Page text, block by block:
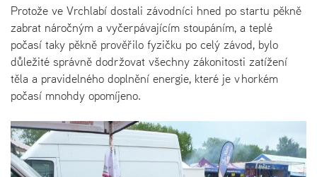
Protože ve Vrchlabí dostali závodníci hned po startu pěkně
zabrat náročným a vyčerpávajícím stoupáním, a teplé
počasí taky pěkně prověřilo fyzičku po celý závod, bylo
důležité správně dodržovat všechny zákonitosti zatížení
těla a pravidelného doplnění energie, které je v horkém
počasí mnohdy opomíjeno.